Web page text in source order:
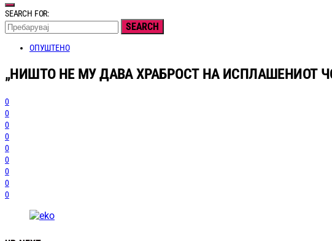
SEARCH FOR:
SEARCH
ОПУШТЕНО
„НИШТО НЕ МУ ДАВА ХРАБРОСТ НА ИСПЛАШЕНИОТ
0
0
0
0
0
0
0
0
0